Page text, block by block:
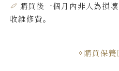
購買後一個月內非人為損
收維修費。
購買保養